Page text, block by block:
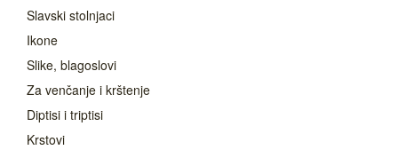
Slavski stolnjaci
Ikone
Slike, blagoslovi
Za venčanje i krštenje
Diptisi i triptisi
Krstovi